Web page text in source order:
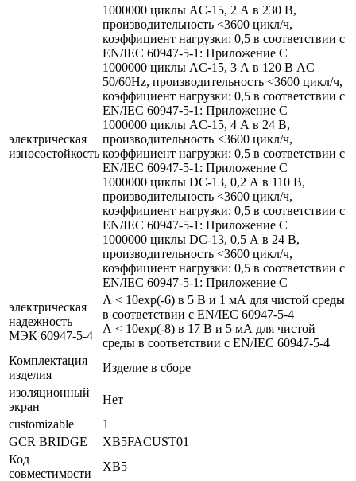
электрическая
износостойкость
1000000 циклы AC-15, 2 А в 230 В,
производительность <3600 цикл/ч,
коэффициент нагрузки: 0,5 в соответствии с
EN/IEC 60947-5-1: Приложение С
1000000 циклы AC-15, 3 А в 120 В AC
50/60Hz, производительность <3600 цикл/ч,
коэффициент нагрузки: 0,5 в соответствии с
EN/IEC 60947-5-1: Приложение С
1000000 циклы AC-15, 4 А в 24 В,
производительность <3600 цикл/ч,
коэффициент нагрузки: 0,5 в соответствии с
EN/IEC 60947-5-1: Приложение С
1000000 циклы DC-13, 0,2 А в 110 В,
производительность <3600 цикл/ч,
коэффициент нагрузки: 0,5 в соответствии с
EN/IEC 60947-5-1: Приложение С
1000000 циклы DC-13, 0,5 А в 24 В,
производительность <3600 цикл/ч,
коэффициент нагрузки: 0,5 в соответствии с
EN/IEC 60947-5-1: Приложение С
электрическая
надежность
МЭК 60947-5-4
Λ < 10exp(-6) в 5 В и 1 мА для чистой среды
в соответствии с EN/IEC 60947-5-4
Λ < 10exp(-8) в 17 В и 5 мА для чистой
среды в соответствии с EN/IEC 60947-5-4
Комплектация
изделия
Изделие в сборе
изоляционный
экран
Нет
customizable
1
GCR BRIDGE
XB5FACUST01
Код
совместимости
XB5